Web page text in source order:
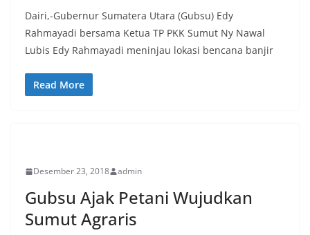
Dairi,-Gubernur Sumatera Utara (Gubsu) Edy
Rahmayadi bersama Ketua TP PKK Sumut Ny Nawal
Lubis Edy Rahmayadi meninjau lokasi bencana banjir
Read More
Desember 23, 2018 admin
Gubsu Ajak Petani Wujudkan
Sumut Agraris